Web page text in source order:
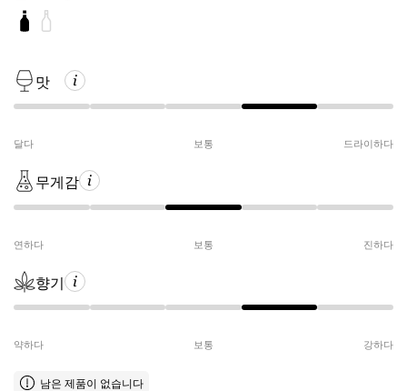
맛
달다 보통 드라이하다
무게감
연하다 보통 진하다
향기
약하다 보통 강하다
남은 제품이 없습니다